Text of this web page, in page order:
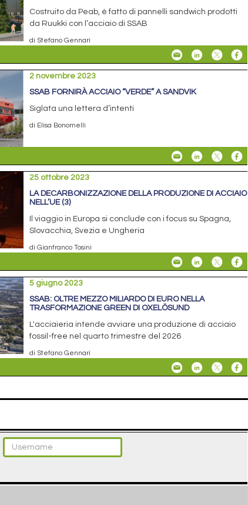
Costruito da Peab, è fatto di pannelli sandwich prodotti
da Ruukki con l’acciaio di SSAB
di Stefano Gennari
2 novembre 2023
SSAB FORNIRÀ ACCIAIO “VERDE” A SANDVIK
Siglata una lettera d’intenti
di Elisa Bonomelli
25 ottobre 2023
LA DECARBONIZZAZIONE DELLA PRODUZIONE DI ACCIAIO
NELL’UE (3)
Il viaggio in Europa si conclude con i focus su Spagna,
Slovacchia, Svezia e Ungheria
di Gianfranco Tosini
5 giugno 2023
SSAB: OLTRE MEZZO MILIARDO DI EURO NELLA
TRASFORMAZIONE GREEN DI OXELÖSUND
L'acciaieria intende avviare una produzione di acciaio
fossil-free nel quarto trimestre del 2026
di Stefano Gennari